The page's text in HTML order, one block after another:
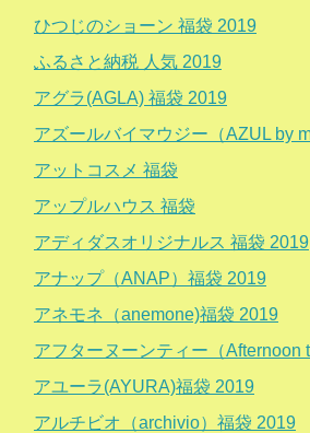
ひつじのショーン 福袋 2019
ふるさと納税 人気 2019
アグラ(AGLA) 福袋 2019
アズールバイマウジー（AZUL by
アットコスメ 福袋
アップルハウス 福袋
アディダスオリジナルス 福袋 2019
アナップ（ANAP）福袋 2019
アネモネ（anemone)福袋 2019
アフターヌーンティー（Afternoon
アユーラ(AYURA)福袋 2019
アルチビオ（archivio）福袋 2019